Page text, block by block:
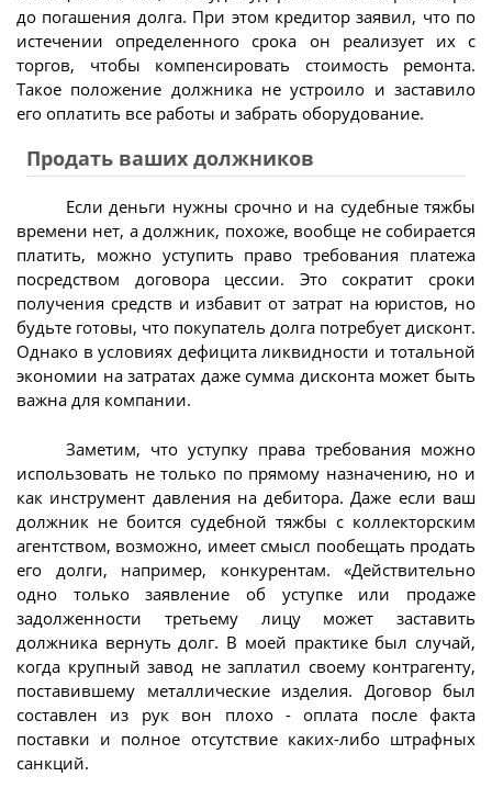
до погашения долга. При этом кредитор заявил, что по
истечении определенного срока он реализует их с
торгов, чтобы компенсировать стоимость ремонта.
Такое положение должника не устроило и заставило
его оплатить все работы и забрать оборудование.
Продать ваших должников
Если деньги нужны срочно и на судебные тяжбы
времени нет, а должник, похоже, вообще не собирается
платить, можно уступить право требования платежа
посредством договора цессии. Это сократит сроки
получения средств и избавит от затрат на юристов, но
будьте готовы, что покупатель долга потребует дисконт.
Однако в условиях дефицита ликвидности и тотальной
экономии на затратах даже сумма дисконта может быть
важна для компании.
Заметим, что уступку права требования можно
использовать не только по прямому назначению, но и
как инструмент давления на дебитора. Даже если ваш
должник не боится судебной тяжбы с коллекторским
агентством, возможно, имеет смысл пообещать продать
его долги, например, конкурентам. «Действительно
одно только заявление об уступке или продаже
задолженности третьему лицу может заставить
должника вернуть долг. В моей практике был случай,
когда крупный завод не заплатил своему контрагенту,
поставившему металлические изделия. Договор был
составлен из рук вон плохо - оплата после факта
поставки и полное отсутствие каких-либо штрафных
санкций.